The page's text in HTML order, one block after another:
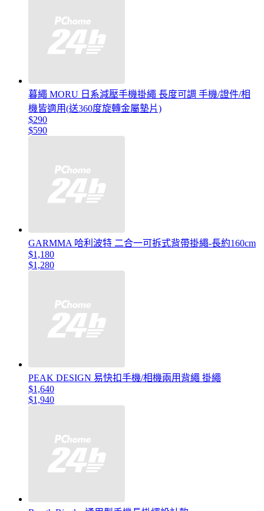
暮繩 MORU 日系減壓手機掛繩 長度可調 手機/證件/相
機皆適用(送360度旋轉金屬墊片)
$290
$590
GARMMA 哈利波特 二合一可拆式背帶掛繩-長約160cm
$1,180
$1,280
PEAK DESIGN 易快扣手機/相機兩用背繩 掛繩
$1,640
$1,940